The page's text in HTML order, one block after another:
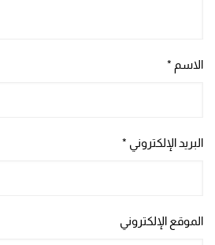
الاسم *
البريد الإلكتروني *
الموقع الإلكتروني